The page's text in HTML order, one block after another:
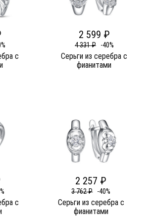
c
2 599 ₽
4 331 ₽ -40%
Серьги из серебра c
фианитами
c
2 257 ₽
3 762 ₽ -40%
Серьги из серебра c
фианитами